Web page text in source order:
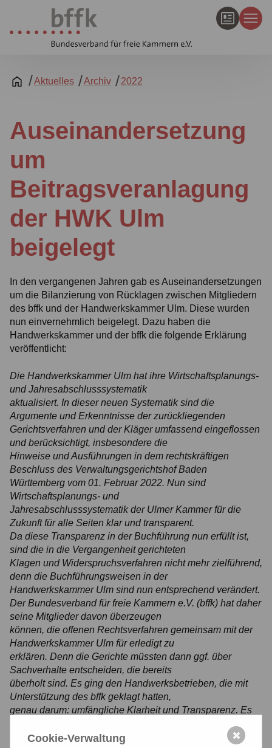
Aktuelles Archiv 2022
Auseinandersetzung
um
Beitragsveranlagung
der HWK Ulm
beigelegt
In den vergangenen Jahren gab es Auseinandersetzungen
um die Bilanzierung von Rücklagen zwischen Mitgliedern
des bffk und der Handwerkskammer Ulm. Diese wurden
nun einvernehmlich beigelegt. Dazu haben die
Handwerkskammer und der bffk die folgende Erklärung
veröffentlicht:
Die Handwerkskammer Ulm hat ihre Wirtschaftsplanungs-
und Jahresabschlusssystematik
aktualisiert. In dieser neuen Systematik sind die
Argumente und Erkenntnisse der zurückliegenden
Gerichtsverfahren und der Kläger umfassend eingeflossen
und berücksichtigt, insbesondere die
Hinweise und Ausführungen in dem rechtskräftigen
Beschluss des Verwaltungsgerichtshof Baden
Württemberg vom 01. Februar 2022. Nun sind
Wirtschaftsplanungs- und
Jahresabschlusssystematik der Ulmer Kammer für die
Zukunft für alle Seiten klar und transparent.
Da diese Transparenz in der Buchführung nun erfüllt ist,
sind die in die Vergangenheit gerichteten
Klagen und Widerspruchsverfahren nicht mehr zielführend,
denn die Buchführungsweisen in der
Handwerkskammer Ulm sind nun entsprechend verändert.
Der Bundesverband für freie Kammern e.V. (bffk) hat daher
seine Mitglieder davon überzeugen
können, die offenen Rechtsverfahren gemeinsam mit der
Handwerkskammer Ulm für erledigt zu
erklären. Denn die Gerichte müssten dann ggf. über
Sachverhalte entscheiden, die bereits
überholt sind. Es ging den Handwerksbetrieben, die mit
Unterstützung des bffk geklagt hatten,
genau darum: umfängliche Klarheit und Transparenz. Es
von Beitragsgeldern.
Cookie-Verwaltung ✖